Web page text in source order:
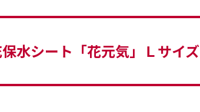
水シート「花元気」Ｌサイズ